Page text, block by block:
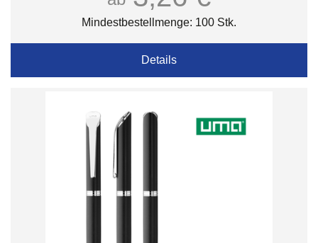
Mindestbestellmenge: 100 Stk.
Details